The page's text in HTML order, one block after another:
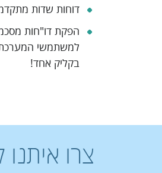
דוחות שדות
הפקת דו"חות
למשתמשי
בקליק אחד!
צרו